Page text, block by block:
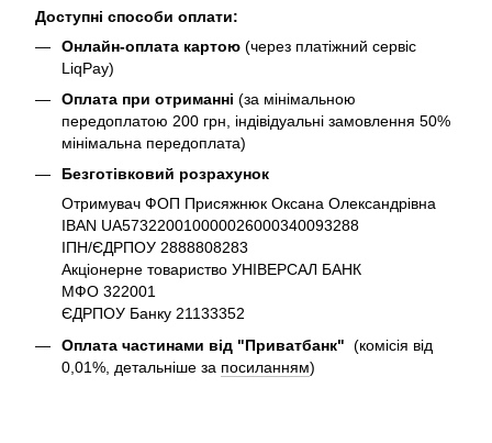
Доступні способи оплати:
Онлайн-оплата картою (через платіжний сервіс
LiqPay)
Оплата при отриманні (за мінімальною
передоплатою 200 грн, індівідуальні замовлення 50%
мінімальна передоплата)
Безготівковий розрахунок
Отримувач ФОП Присяжнюк Оксана Олександрівна
IBAN UA573220010000026000340093288
ІПН/ЄДРПОУ 2888808283
Акціонерне товариство УНІВЕРСАЛ БАНК
МФО 322001
ЄДРПОУ Банку 21133352
Оплата частинами від "Приватбанк" (комісія від
0,01%, детальніше за посиланням)